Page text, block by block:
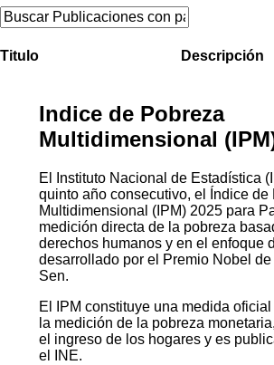
Titulo Descripción
Indice de Pobreza
Multidimensional
El Instituto Nacional de Estadística
quinto año consecutivo, el Índice de
Multidimensional (IPM) 2025 para
medición directa de la pobreza
derechos humanos y en el enfoque
desarrollado por el Premio Nobel
Sen.
El IPM constituye una medida
la medición de la pobreza
el ingreso de los hogares y es
el INE.